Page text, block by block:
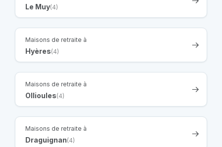
Le Muy(4)
Maisons de retraite à
Hyères(4)
Maisons de retraite à
Ollioules(4)
Maisons de retraite à
Draguignan(4)